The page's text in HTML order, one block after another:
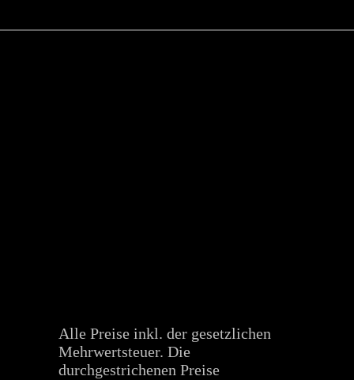
Alle Preise inkl. der gesetzlichen
Mehrwertsteuer. Die
durchgestrichenen Preise